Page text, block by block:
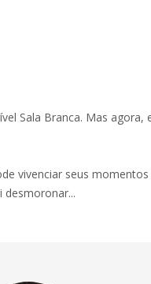
Sala Branca. Mas agora,
vivenciar seus
desmoronar...